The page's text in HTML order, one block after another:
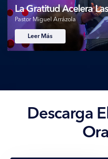
La Gratitud Acelera
Pastor Miguel Arrázola
Leer Más
Descarga